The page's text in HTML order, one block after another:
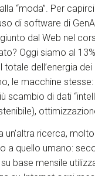
“moda”. Per
di software di
dal Web nel
Oggi siamo al
dell’energia
le macchine
scambio di dati
ricerca,
a quello umano:
base mensile